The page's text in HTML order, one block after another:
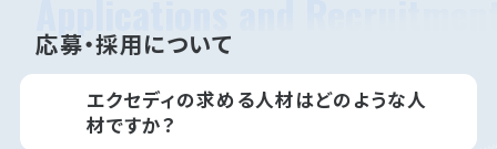
応募・採用について
エクセディの求める人材はどのような人
材ですか？